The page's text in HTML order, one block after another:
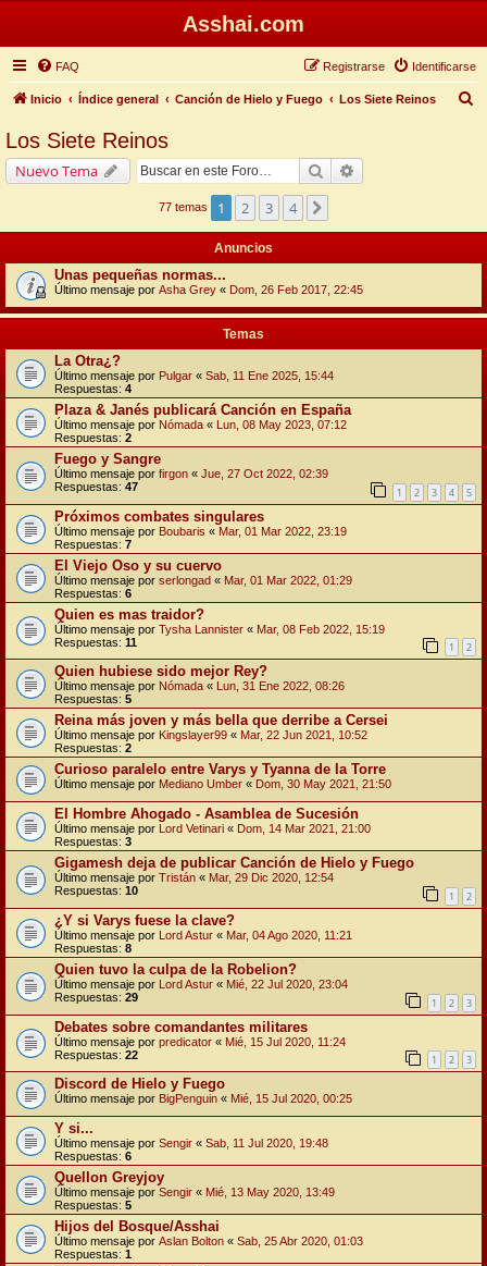
Asshai.com
FAQ Identificarse
Registrarse
Inicio Índice general Canción de Hielo y Fuego Los Siete Reinos
Los Siete Reinos
Nuevo Tema Buscar
77 temas 1 2 3 4
Anuncios
Unas pequeñas normas...
Último mensaje por Asha Grey « Dom, 26 Feb 2017, 22:45
Temas
La Otra¿?
Último mensaje por Pulgar « Sab, 11 Ene 2025, 15:44
Respuestas: 4
Plaza & Janés publicará Canción en España
Último mensaje por Nómada « Lun, 08 May 2023, 07:12
Respuestas: 2
Fuego y Sangre
Último mensaje por firgon « Jue, 27 Oct 2022, 02:39
Respuestas: 47 1 2 3 4 5
Próximos combates singulares
Último mensaje por Boubaris « Mar, 01 Mar 2022, 23:19
Respuestas: 7
El Viejo Oso y su cuervo
Último mensaje por serlongad « Mar, 01 Mar 2022, 01:29
Respuestas: 6
Quien es mas traidor?
Último mensaje por Tysha Lannister « Mar, 08 Feb 2022, 15:19
Respuestas: 11 1 2
Quien hubiese sido mejor Rey?
Último mensaje por Nómada «
Lun, 31 Ene 2022, 08:26
Respuestas: 5
Reina más joven y más bella que derribe a Cersei
Último mensaje por Kingslayer99 « Mar, 22 Jun 2021, 10:52
Respuestas: 2
Curioso paralelo entre Varys y Tyanna de la Torre
Último mensaje por Mediano Umber « Dom, 30 May 2021, 21:50
El Hombre Ahogado - Asamblea de Sucesión
Último mensaje por Lord Vetinari « Dom, 14 Mar 2021, 21:00
Respuestas: 3
Gigamesh deja de publicar Canción de Hielo y Fuego
Último mensaje por Tristán « Mar, 29 Dic 2020, 12:54
Respuestas: 10 1 2
¿Y si Varys fuese la clave?
Último mensaje por Lord Astur « Mar, 04 Ago 2020, 11:21
Respuestas: 8
Quien tuvo la culpa de la Robelion?
Último mensaje por Lord Astur « Mié, 22 Jul 2020, 23:04
Respuestas: 29 1 2 3
Debates sobre comandantes militares
Último mensaje por predicator « Mié, 15 Jul 2020, 11:24
Respuestas: 22 1 2 3
Discord de Hielo y Fuego
Último mensaje por BigPenguin « Mié, 15 Jul 2020, 00:25
Y si...
Último mensaje por Sengir « Sab, 11 Jul 2020, 19:48
Respuestas: 6
Quellon Greyjoy
Último mensaje por Sengir « Mié, 13 May 2020, 13:49
Respuestas: 5
Hijos del Bosque/Asshai
Último mensaje por Aslan Bolton « Sab, 25 Abr 2020, 01:03
Respuestas: 1